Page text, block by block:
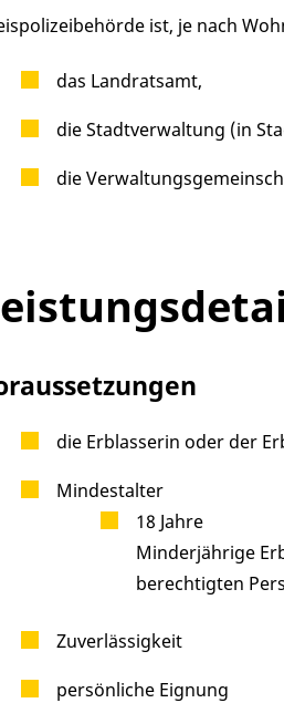
ist, je nach
das Landratsamt,
die Stadtverwaltung (in
die
die Erblasserin oder der
Mindestalter
18 Jahre
Minderjährige
berechtigten
Zuverlässigkeit
persönliche Eignung